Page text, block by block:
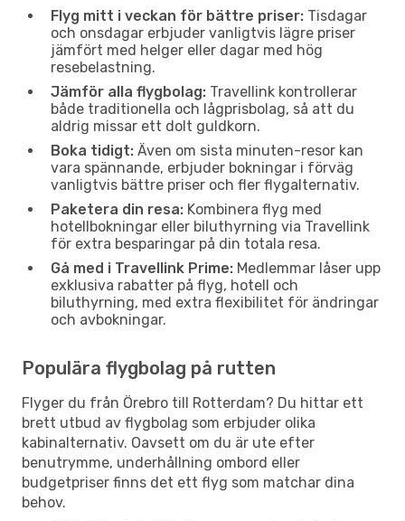
Flyg mitt i veckan för bättre priser: Tisdagar
och onsdagar erbjuder vanligtvis lägre priser
jämfört med helger eller dagar med hög
resebelastning.
Jämför alla flygbolag: Travellink kontrollerar
både traditionella och lågprisbolag, så att du
aldrig missar ett dolt guldkorn.
Boka tidigt: Även om sista minuten-resor kan
vara spännande, erbjuder bokningar i förväg
vanligtvis bättre priser och fler flygalternativ.
Paketera din resa: Kombinera flyg med
hotellbokningar eller biluthyrning via Travellink
för extra besparingar på din totala resa.
Gå med i Travellink Prime: Medlemmar låser upp
exklusiva rabatter på flyg, hotell och
biluthyrning, med extra flexibilitet för ändringar
och avbokningar.
Populära flygbolag på rutten
Flyger du från Örebro till Rotterdam? Du hittar ett
brett utbud av flygbolag som erbjuder olika
kabinalternativ. Oavsett om du är ute efter
benutrymme, underhållning ombord eller
budgetpriser finns det ett flyg som matchar dina
behov.